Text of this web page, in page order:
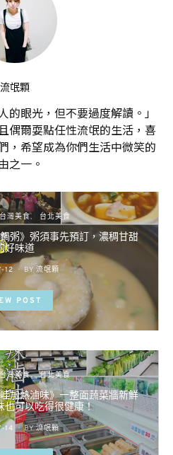
流氓顆
的眼光，但不要過度解讀。」
偶爾耍點任性流氓的生活，喜
，希望成為你們生活中微笑的
之一。
台灣美食 台北美食
粥》粥須事先預訂，濃稠甘甜
好味道
12 BY 流氓顆
POST
台灣美食 台北美食
加熱滷味》一整面蔬菜牆新鮮
可以吃得很健康！
14 BY 流氓顆